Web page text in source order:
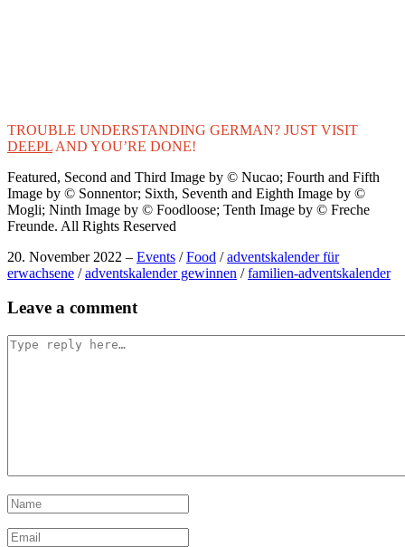
TROUBLE UNDERSTANDING GERMAN? JUST VISIT
DEEPL AND YOU’RE DONE!
Featured, Second and Third Image by © Nucao; Fourth and Fifth
Image by © Sonnentor; Sixth, Seventh and Eighth Image by ©
Mogli; Ninth Image by © Foodloose; Tenth Image by © Freche
Freunde. All Rights Reserved
20. November 2022 – Events /Food /adventskalender für
erwachsene /adventskalender gewinnen /familien-adventskalender
navigation
Leave a comment